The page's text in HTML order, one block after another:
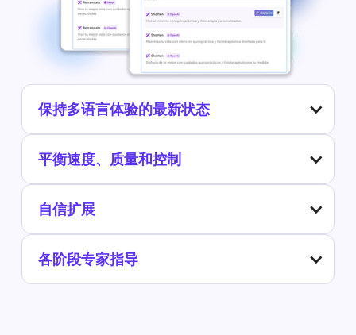
保持多语言体验的最新状态
平衡速度、质量和控制
自信扩展
各阶段专家指导